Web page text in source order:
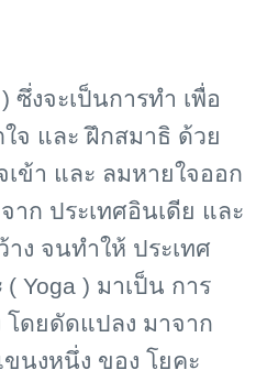
ซึ่งจะเป็นการทำ เพื่อ
จ และ ฝึกสมาธิ ด้วย
ข้า และ ลมหายใจออก
าก ประเทศอินเดีย และ
าง จนทำให้ ประเทศ
( Yoga ) มาเป็น การ
โดยดัดแปลง มาจาก
นงหนึ่ง ของ โยคะ